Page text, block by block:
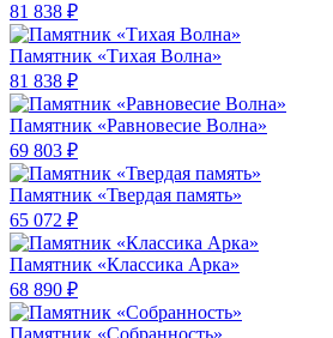
81 838 ₽
Памятник «Тихая Волна»
81 838 ₽
Памятник «Равновесие Волна»
69 803 ₽
Памятник «Твердая память»
65 072 ₽
Памятник «Классика Арка»
68 890 ₽